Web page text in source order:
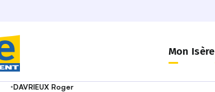
Mon Isère
•DAVRIEUX Roger